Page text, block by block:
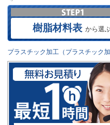
樹脂材料表 から選
プラスチック加工（プラスチック